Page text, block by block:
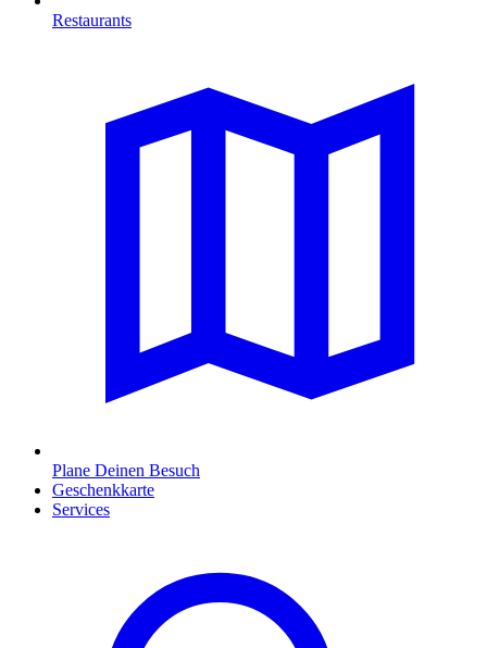
Restaurants
Plane Deinen Besuch
Geschenkkarte
Services